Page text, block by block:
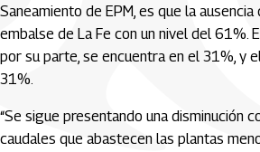
Saneamiento de EPM, es que la
embalse de La Fe con un nivel del 61%.
por su parte, se encuentra en el 31%, y
31%.
“Se sigue presentando una disminución
caudales que abastecen las plantas